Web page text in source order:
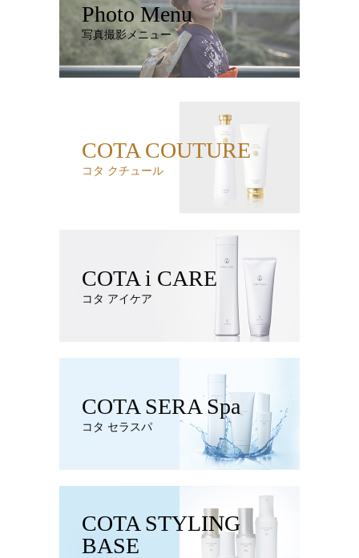
Photo Menu
写真撮影メニュー
COTA COUTURE
コタ クチュール
COTA i CARE
コタ アイケア
COTA SERA Spa
コタ セラスパ
COTA STYLING
BASE